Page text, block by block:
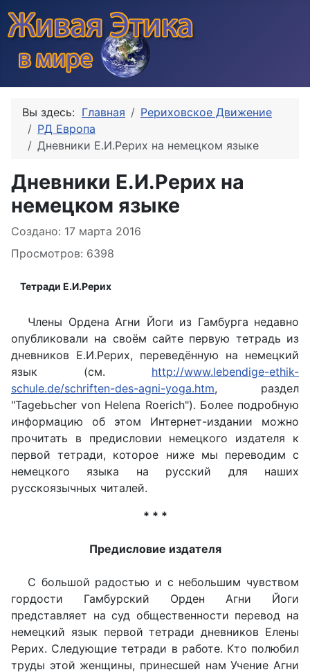
Вы здесь: Главная
Рериховское Движение
РД Европа
Дневники Е.И.Рерих на немецком языке
Дневники Е.И.Рерих на
немецком языке
Информация о материале
Создано: 17 марта 2016
Просмотров: 6398
Тетради Е.И.Рерих
Члены Ордена Агни Йоги из Гамбурга недавно
опубликовали на своём сайте первую тетрадь из
дневников Е.И.Рерих, переведённую на немецкий
язык (см. http://www.lebendige-ethik-
schule.de/schriften-des-agni-yoga.htm, раздел
"Tagebьcher von Helena Roerich"). Более подробную
информацию об этом Интернет-издании можно
прочитать в предисловии немецкого издателя к
первой тетради, которое ниже мы переводим с
немецкого языка на русский для наших
русскоязычных читалей.
* * *
Предисловие издателя
С большой радостью и с небольшим чувством
гордости Гамбурский Орден Агни Йоги
представляет на суд общественности перевод на
немецкий язык первой тетради дневников Елены
Рерих. Следующие тетради в работе. Кто полюбил
труды этой женщины, принесшей нам Учение Агни